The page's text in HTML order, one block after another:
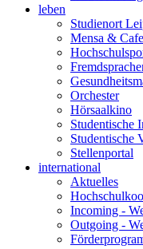
leben
Studienort
Mensa &
Orchester
Hörsaalkino
Studentische
Studentische
Stellenportal
international
Aktuelles
Incoming -
Outgoing -